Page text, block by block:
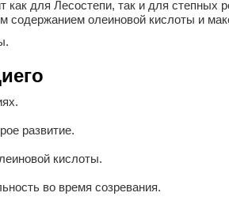
для Лесостепи, так и для
олеиновой кислоты и
развитие.
кислоты.
во время созревания.